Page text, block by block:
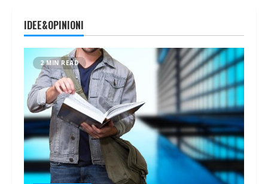
IDEE&OPINIONI
2 MIN READ